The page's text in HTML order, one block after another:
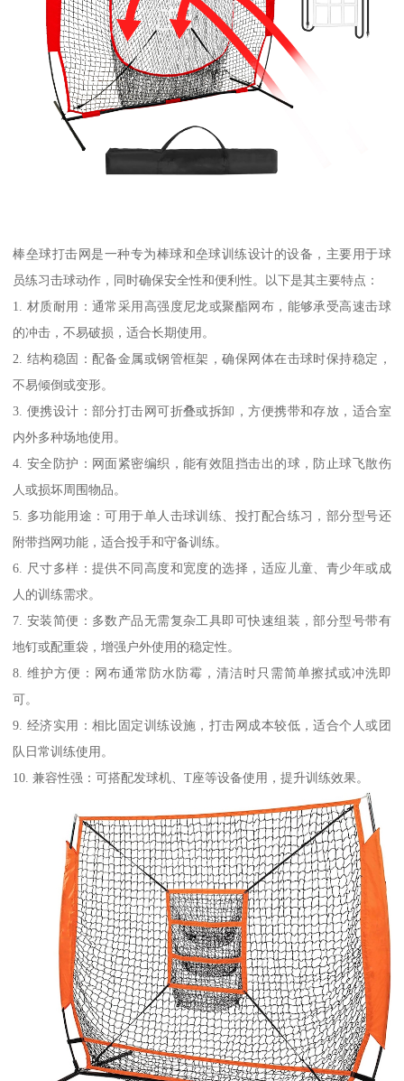
棒垒球打击网是一种专为棒球和垒球训练设计的设备，主要用于球
员练习击球动作，同时确保安全性和便利性。以下是其主要特点：
1. 材质耐用：通常采用高强度尼龙或聚酯网布，能够承受高速击球
的冲击，不易破损，适合长期使用。
2. 结构稳固：配备金属或钢管框架，确保网体在击球时保持稳定，
不易倾倒或变形。
3. 便携设计：部分打击网可折叠或拆卸，方便携带和存放，适合室
内外多种场地使用。
4. 安全防护：网面紧密编织，能有效阻挡击出的球，防止球飞散伤
人或损坏周围物品。
5. 多功能用途：可用于单人击球训练、投打配合练习，部分型号还
附带挡网功能，适合投手和守备训练。
6. 尺寸多样：提供不同高度和宽度的选择，适应儿童、青少年或成
人的训练需求。
7. 安装简便：多数产品无需复杂工具即可快速组装，部分型号带有
地钉或配重袋，增强户外使用的稳定性。
8. 维护方便：网布通常防水防霉，清洁时只需简单擦拭或冲洗即
可。
9. 经济实用：相比固定训练设施，打击网成本较低，适合个人或团
队日常训练使用。
10. 兼容性强：可搭配发球机、T座等设备使用，提升训练效果。